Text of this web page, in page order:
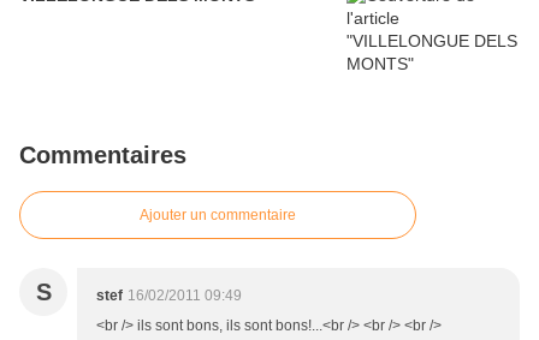
Commentaires
Ajouter un commentaire
S stef 16/02/2011 09:49
<br /> ils sont bons, ils sont bons!...<br /> <br /> <br />